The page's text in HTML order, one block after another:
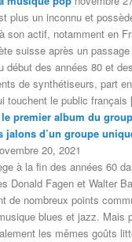
plus un inconnu et
son actif, notamment en
suisse après un
début des années 80 et
de synthétiseurs, part
touchent le public
premier album du
jalons d’un groupe
20, 2021
à la fin des années 60
Donald Fagen et Walter
de nombreux points
blues et jazz. Mais
les mêmes goûts